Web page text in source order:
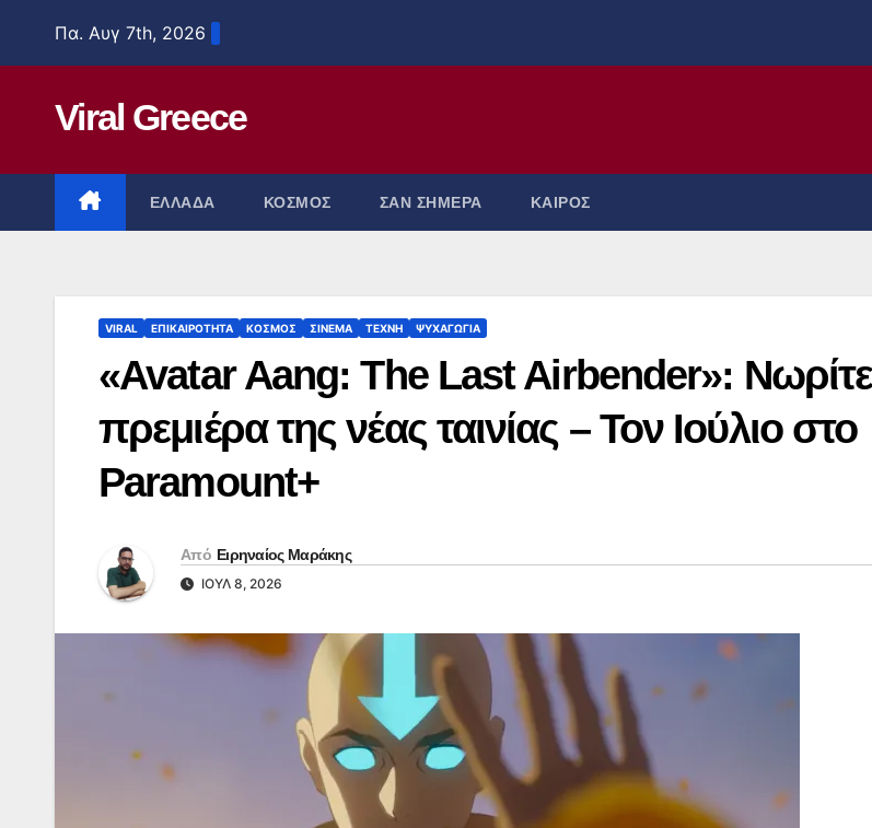
Πα. Αυγ 7th, 2026
Viral Greece
ΕΛΛΑΔΑ ΚΟΣΜΟΣ ΣΑΝ ΣΗΜΕΡΑ ΚΑΙΡΟΣ
VIRAL ΕΠΙΚΑΙΡΟΤΗΤΑ ΚΟΣΜΟΣ ΣΙΝΕΜΑ ΤΕΧΝΗ ΨΥΧΑΓΩΓΙΑ
«Avatar Aang: The Last Airbender»:
πρεμιέρα της νέας ταινίας – Τον Ιούλιο στο
Paramount+
Από Ειρηναίος Μαράκης
ΙΟΎΛ 8, 2026